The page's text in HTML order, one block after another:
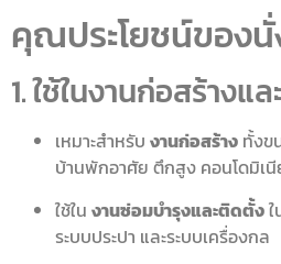
คุณประโยชน์ของ
1. ใช้ในงานก่อสร้างแ
เหมาะสำหรับ งานก่อสร้าง ทั้งข
บ้านพักอาศัย ตึกสูง คอนโดมิเ
ใช้ใน งานซ่อมบำรุงและติดตั้ง
ระบบประปา และระบบเครื่องกล